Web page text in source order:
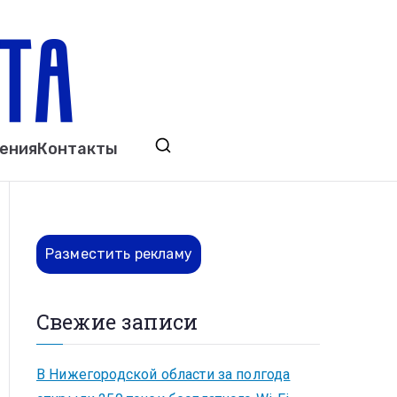
Выкса. Муром. Кулебаки. Навашино,
Контакты
Разместить рекламу
Свежие записи
В Нижегородской области за полгода